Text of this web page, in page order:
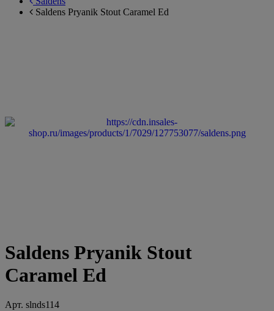
Saldens Pryanik Stout Caramel Ed
Saldens Pryanik Stout
Caramel Ed
Арт. slnds114